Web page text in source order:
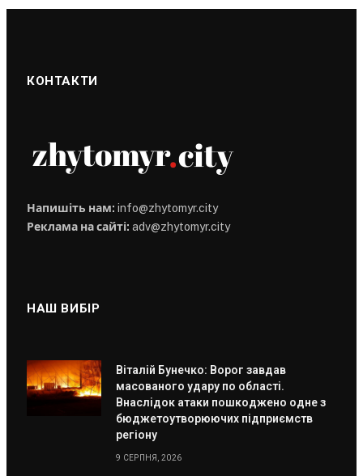
КОНТАКТИ
Напишіть нам: info@zhytomyr.city
Реклама на сайті: adv@zhytomyr.city
НАШ ВИБІР
Віталій Бунечко: Ворог завдав
масованого удару по області.
Внаслідок атаки пошкоджено одне з
бюджетоутворюючих підприємств
регіону
9 СЕРПНЯ, 2026